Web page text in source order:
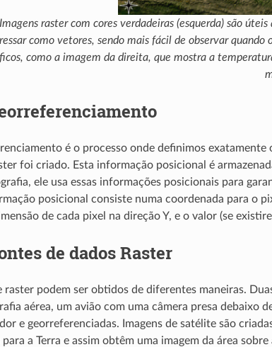
Imagens raster com cores verdadeiras (esquerda) são
como vetores, sendo mais fácil de observar
como a imagem da direita, que mostra a
é o processo onde definimos
foi criado. Esta informação posicional é
ele usa essas informações posicionais para
posicional consiste numa coordenada para o
de cada pixel na direção Y, e o valor (se
de dados Raster
raster podem ser obtidos de diferentes maneiras.
aérea, um avião com uma câmera presa debaixo
e georreferenciadas. Imagens de satélite são
para a Terra e assim obtêm uma imagem da área